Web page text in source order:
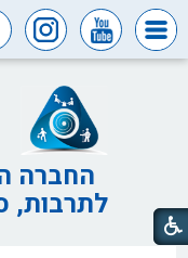
ומכרזים
חופש
המידע
דבר
ראש
החברה
לתרבות,